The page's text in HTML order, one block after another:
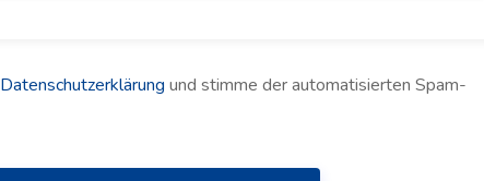
Datenschutzerklärung und stimme der automatisierten Spam-